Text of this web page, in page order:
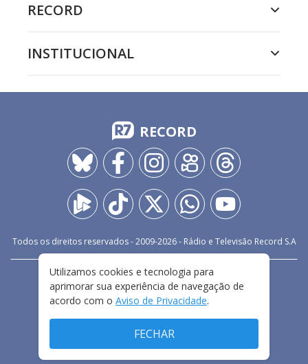
RECORD
INSTITUCIONAL
RECORD
Todos os direitos reservados - 2009-2026- Rádio e Televisão Record S.A
FALE CONOSCO
PRIVACIDADE
TERMOS E CONDIÇÕES DE USO
Utilizamos cookies e tecnologia para
aprimorar sua experiência de navegação de
acordo com o Aviso de Privacidade.
FECHAR